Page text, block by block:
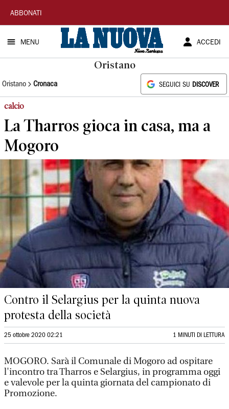
La
Nuova
Sardegna
ABBONATI
MENU ACCEDI
Oristano
Oristano Cronaca SEGUICI SU DISCOVER
calcio
La Tharros gioca in casa, ma a
Mogoro
Contro il Selargius per la quinta nuova
protesta della società
25 ottobre 2020 02:21 1 MINUTI DI LETTURA
MOGORO. Sarà il Comunale di Mogoro ad ospitare
l'incontro tra Tharros e Selargius, in programma oggi
e valevole per la quinta giornata del campionato di
Promozione.